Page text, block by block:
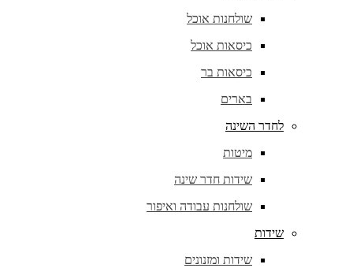
שולחנות אוכל
כיסאות אוכל
כיסאות בר
בארים
לחדר השינה
מיטות
שידות חדר שינה
שולחנות עבודה ואיפור
שידות
שידות ומזנונים